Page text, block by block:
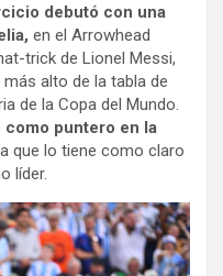
debutó con una
en el Arrowhead
trick de Lionel Messi,
alto de la tabla de
de la Copa del Mundo.
como puntero en la
que lo tiene como claro
líder.